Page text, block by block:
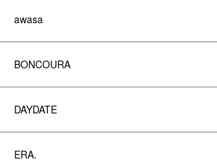
awasa
BONCOURA
DAYDATE
ERA.